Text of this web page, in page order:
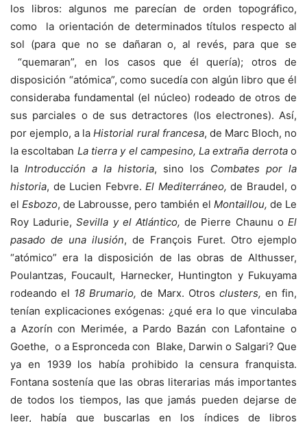
los libros: algunos me parecían de orden topográfico,
como la orientación de determinados títulos respecto al
sol (para que no se dañaran o, al revés, para que se
“quemaran”, en los casos que él quería); otros de
disposición “atómica”, como sucedía con algún libro que él
consideraba fundamental (el núcleo) rodeado de otros de
sus parciales o de sus detractores (los electrones). Así,
por ejemplo, a laHistorial rural francesa, de Marc Bloch, no
la escoltaban La tierra y el campesino, La extraña derrotao
la Introducción a la historia, sino los Combates por la
historia, de Lucien Febvre. El Mediterráneo, de Braudel, o
elEsbozo, de Labrousse, pero también el Montaillou, de Le
Roy Ladurie,Sevilla y el Atlántico, de Pierre Chaunu oEl
pasado de una ilusión, de François Furet. Otro ejemplo
“atómico” era la disposición de las obras de Althusser,
Poulantzas, Foucault, Harnecker, Huntington y Fukuyama
rodeando el 18 Brumario, de Marx. Otros clusters, en fin,
tenían explicaciones exógenas: ¿qué era lo que vinculaba
a Azorín con Merimée, a Pardo Bazán con Lafontaine o
Goethe, o a Espronceda con Blake, Darwin o Salgari? Que
ya en 1939 los había prohibido la censura franquista.
Fontana sostenía que las obras literarias más importantes
de todos los tiempos, las que jamás pueden dejarse de
leer, había que buscarlas en los índices de libros